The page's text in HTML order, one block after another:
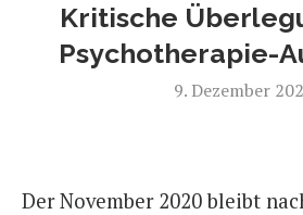
Kritische
Psychotherapie-
9. Dezember
Der November 2020 bleibt